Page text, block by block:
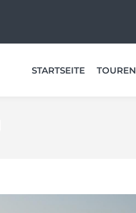
STARTSEITE TOUREN